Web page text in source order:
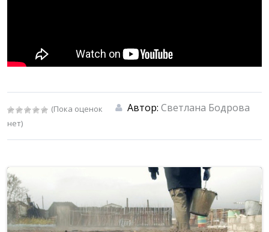
Автор: Светлана Бодрова
(Пока оценок
нет)